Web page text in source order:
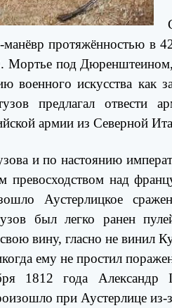
манёвр протяжённостью
под Дюренштеином,
искусства как
предлагал отвести
армии из Северной
и по настоянию
превосходством над
Аустерлицкое
был легко ранен
вину, гласно не винил
ему не простил
1812 года
при Аустерлице из-